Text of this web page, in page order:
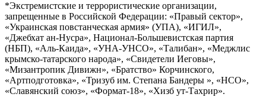
*Экстремистские и террористические организации,
запрещенные в Российской Федерации: «Правый сектор»,
«Украинская повстанческая армия» (УПА), «ИГИЛ»,
«Джебхат ан-Нусра», Национал-Большевистская партия
(НБП), «Аль-Каида», «УНА-УНСО», «Талибан», «Меджлис
крымско-татарского народа», «Свидетели Иеговы»,
«Мизантропик Дивижн», «Братство» Корчинского,
«Артподготовка», «Тризуб им. Степана Бандеры », «НСО»,
«Славянский союз», «Формат-18», «Хизб ут-Тахрир».